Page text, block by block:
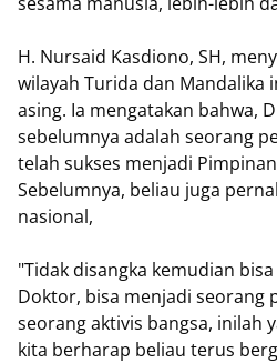
H. Nursaid Kasdiono, SH,
wilayah Turida dan Mandalika
asing. Ia mengatakan bahwa,
sebelumnya adalah seorang
telah sukses menjadi
Sebelumnya, beliau juga
nasional,
"Tidak disangka kemudian
Doktor, bisa menjadi seorang
seorang aktivis bangsa, inilah
kita berharap beliau terus